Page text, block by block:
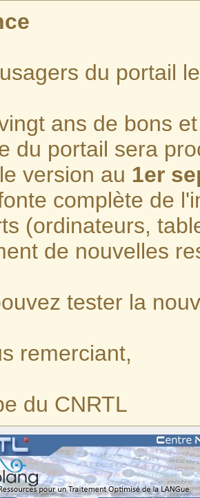
du portail
ans de bons
du portail sera
version au 1er
complète de
(ordinateurs,
de nouvelles
tester la
remerciant,
du CNRTL